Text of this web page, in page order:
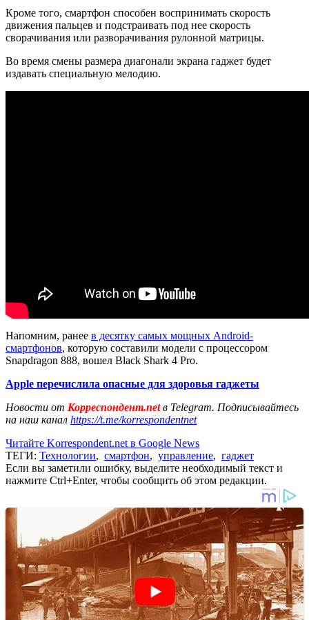
Кроме того, смартфон способен воспринимать скорость
движения пальцев и подстраивать под нее скорость
сворачивания или разворачивания рулонной матрицы.
Во время смены размера диагонали экрана гаджет будет
издавать специальную мелодию.
Напомним, ранее в десятку самых мощных Android-
смартфонов, которую составили модели с процессором
Snapdragon 888, вошел Black Shark 4 Pro.
Apple перечислила опасные для здоровья гаджеты
Новости от Корреспондент.netв Telegram. Подписывайтесь
на наш канал https://t.me/korrespondentnet
Читайте Korrespondent.net в Google News
ТЕГИ: Технологии, смартфон, управление, гаджет
Если вы заметили ошибку, выделите необходимый текст и
нажмите Ctrl+Enter, чтобы сообщить об этом редакции.